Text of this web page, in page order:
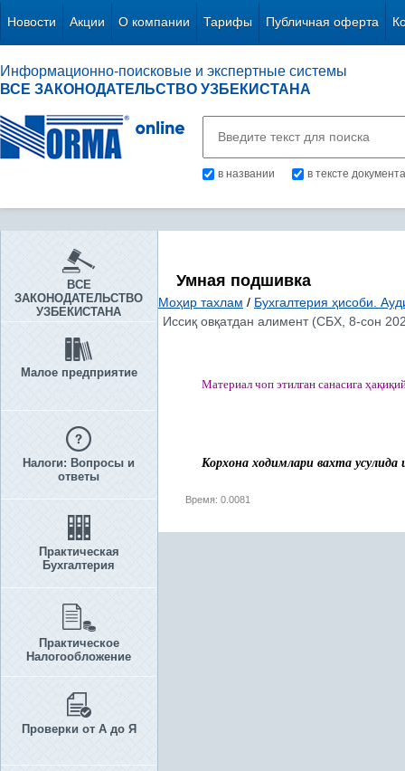
Новости Акции О компании Тарифы Публичная оферта
Информационно-поисковые и экспертные системы
ВСЕ ЗАКОНОДАТЕЛЬСТВО УЗБЕКИСТАНА
в названии в тексте документа
ВСЕ
ЗАКОНОДАТЕЛЬСТВО
УЗБЕКИСТАНА
Малое предприятие
Налоги: Вопросы и
ответы
Практическая
Бухгалтерия
Практическое
Налогообложение
Проверки от А до Я
Умная подшивка
Моҳир тахлам / Бухгалтерия ҳисоби.
Иссиқ овқатдан алимент (СБХ, 8-сон
Материал чоп этилган санасига ҳақиқ
Корхона ходимлари вахта
Время: 0.0081